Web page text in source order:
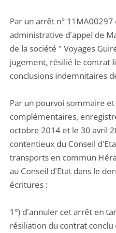
Par un arrêt n°
administrative d'appel de
de la société " Voyages
jugement, résilié le contrat
conclusions indemnitaires
Par un pourvoi sommaire
complémentaires,
octobre 2014 et le 30 avril
contentieux du Conseil
transports en commun
au Conseil d'Etat dans le
écritures :
1°) d'annuler cet arrêt en
résiliation du contrat